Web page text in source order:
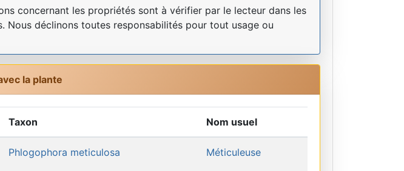
concernant les propriétés sont à vérifier par le lecteur dans les
Nous déclinons toutes responsabilités pour tout usage ou
la plante
Taxon Nom usuel
Phlogophora meticulosa Méticuleuse